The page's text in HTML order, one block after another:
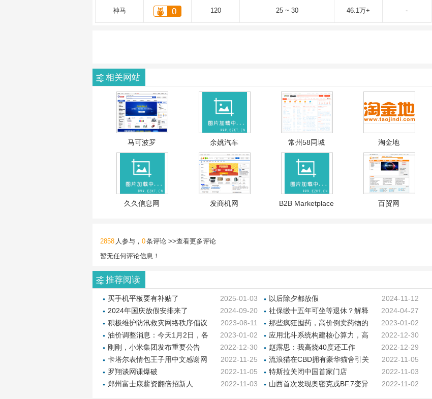
神马 120 25 ~ 30 46.1万+ -
相关网站
马可波罗 余姚汽车 常州58同城 淘金地
久久信息网 发商机网 B2B Marketplace 百贸网
2858 人参与， 0条评论 >>查看更多评论
暂无任何评论信息！
推荐阅读
2025-01-03
买手机平板要有补贴了 2024-11-12
以后除夕都放假
2024-09-20
2024年国庆放假安排来了 2024-04-27
社保缴十五年可坐等退休？解释
来了
2023-08-11
积极维护防汛救灾网络秩序倡议
书
2023-01-02
那些疯狂囤药，高价倒卖药物的
聪明人，终于急了
2023-01-02
油价调整消息：今天1月2日，各
地调价后92、95、98号汽油价
格
2022-12-30
应用北斗系统构建核心算力，高
德在近360个城市上线“绿灯导
航”
2022-12-30
刚刚，小米集团发布重要公告 2022-12-29
赵露思：我高烧40度还工作
2022-11-25
卡塔尔表情包王子用中文感谢网
友
2022-11-05
流浪猫在CBD拥有豪华猫舍引关
注
2022-11-05
罗翔谈网课爆破 2022-11-03
特斯拉关闭中国首家门店
2022-11-03
郑州富士康薪资翻倍招新人 2022-11-02
山西首次发现奥密克戎BF.7变异